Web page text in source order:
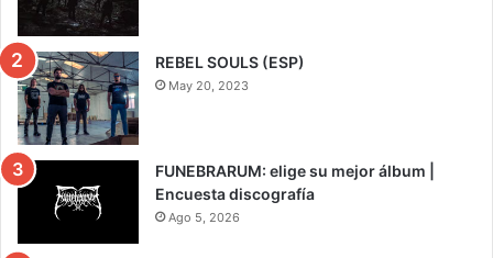
REBEL SOULS (ESP)
May 20, 2023
FUNEBRARUM: elige su mejor álbum |
Encuesta discografía
Ago 5, 2026